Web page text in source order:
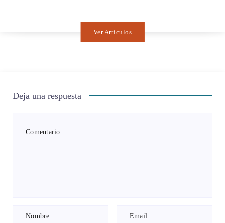
Ver Artículos
Deja una respuesta